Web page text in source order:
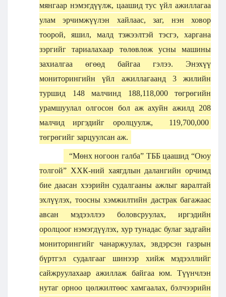
мянгаар нэмэгдүүлж, цаашид тус үйл ажиллагаа
улам эрчимжүүлэн хайлаас, заг, нэн ховор
тоорой, яшил, малд тэжээлтэй тэсгэ, харгана
зэргийг тариалахаар төлөвлөж усны машины
захиалгаа өгөөд байгаа гэлээ. Энэхүү
мониторингийн үйл ажиллагаанд 3 жилийн
туршид 148 малчинд 188,118,000 төгрөгийн
урамшуулал олгосон бол аж ахуйн ажилд 208
малчид иргэдийг оролцуулж, 119,700,000
төгрөгийг зарцуулсан аж.
“Мөнх ногоон галба” ТББ цаашид “Оюу
толгой” ХХК-ний хаягдлын далангийн орчимд
бие даасан хээрийн судалгааны ажлыг яаралтай
эхлүүлэх, тоосны хэмжилтийн дастрак багажаас
авсан мэдээллээ боловсруулах, иргэдийн
оролцоог нэмэгдүүлэх, хур тунадас булаг задгайн
мониторингийг чанаржуулах, эвдэрсэн газрын
бүртгэл судалгааг шинээр хийж мэдээллийг
сайжруулахаар ажиллаж байгаа юм. Түүнчлэн
нутаг орноо цөлжилтөөс хамгаалах, бэлчээрийн